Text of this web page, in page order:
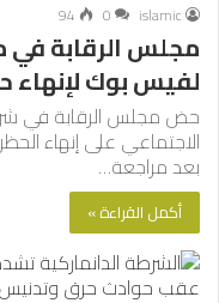
islamic
0
94
مجلس الرقابة في
لفيس بوك لإنهاء
حض مجلس الرقابة في
الاجتماعي على إنهاء
بعد مراجعة…
أكمل القراءة »